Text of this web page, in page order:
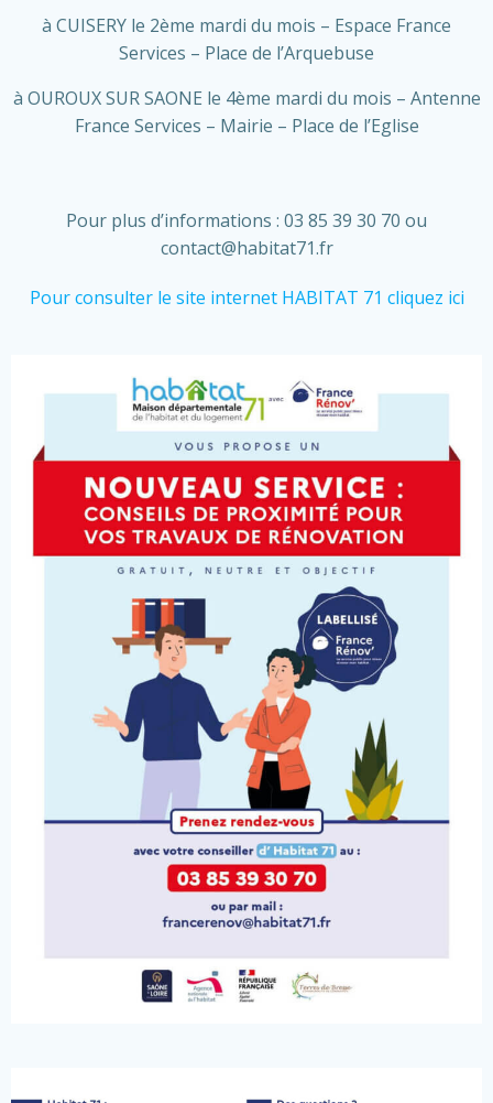
à CUISERY le 2ème mardi du mois – Espace France
Services – Place de l’Arquebuse
à OUROUX SUR SAONE le 4ème mardi du mois – Antenne
France Services – Mairie – Place de l’Eglise
Pour plus d’informations : 03 85 39 30 70 ou
contact@habitat71.fr
Pour consulter le site internet HABITAT 71 cliquez ici